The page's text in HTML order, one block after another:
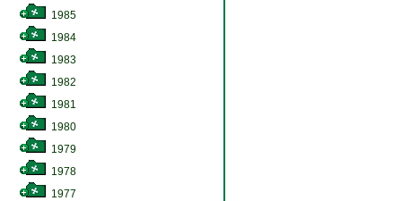
1985
1984
1983
1982
1981
1980
1979
1978
1977